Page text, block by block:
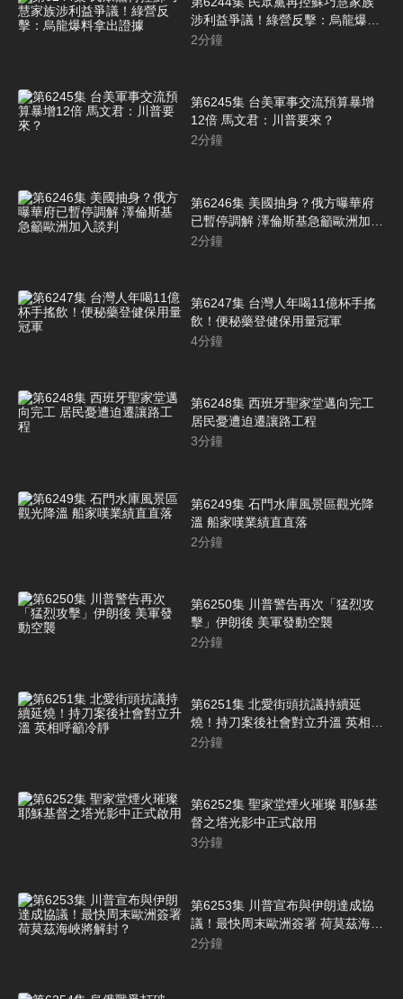
涉利益爭議！綠營反擊：烏龍爆料
拿出證據
2分鐘
第6245集 台美軍事交流預算暴增
12倍 馬文君：川普要來？
2分鐘
第6246集 美國抽身？俄方曝華府
已暫停調解 澤倫斯基急籲歐洲加入
談判
2分鐘
第6247集 台灣人年喝11億杯手搖
飲！便秘藥登健保用量冠軍
4分鐘
第6248集 西班牙聖家堂邁向完工
居民憂遭迫遷讓路工程
3分鐘
第6249集 石門水庫風景區觀光降
溫 船家嘆業績直直落
2分鐘
第6250集 川普警告再次「猛烈攻
擊」伊朗後 美軍發動空襲
2分鐘
第6251集 北愛街頭抗議持續延
燒！持刀案後社會對立升溫 英相呼
籲冷靜
2分鐘
第6252集 聖家堂煙火璀璨 耶穌基
督之塔光影中正式啟用
3分鐘
第6253集 川普宣布與伊朗達成協
議！最快周末歐洲簽署 荷莫茲海峽
將解封？
2分鐘